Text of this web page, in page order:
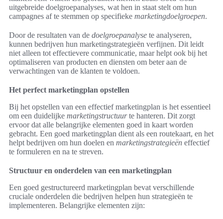
uitgebreide doelgroepanalyses, wat hen in staat stelt om hun
campagnes af te stemmen op specifieke marketingdoelgroepen.
Door de resultaten van de doelgroepanalyse te analyseren,
kunnen bedrijven hun marketingstrategieën verfijnen. Dit leidt
niet alleen tot effectievere communicatie, maar helpt ook bij het
optimaliseren van producten en diensten om beter aan de
verwachtingen van de klanten te voldoen.
Het perfect marketingplan opstellen
Bij het opstellen van een effectief marketingplan is het essentieel
om een duidelijke marketingstructuurte hanteren. Dit zorgt
ervoor dat alle belangrijke elementen goed in kaart worden
gebracht. Een goed marketingplan dient als een routekaart, en het
helpt bedrijven om hun doelen en marketingstrategieën effectief
te formuleren en na te streven.
Structuur en onderdelen van een marketingplan
Een goed gestructureerd marketingplan bevat verschillende
cruciale onderdelen die bedrijven helpen hun strategieën te
implementeren. Belangrijke elementen zijn: